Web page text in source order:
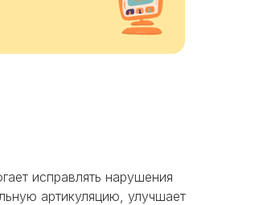
исправлять нарушения
артикуляцию, улучшает